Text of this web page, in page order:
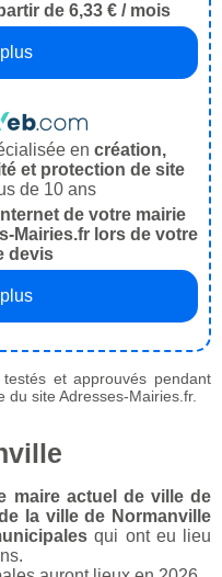
de 6,33 € / mois
en création,
et protection de site
de 10 ans
de votre mairie
Mairies.fr lors de votre
devis
et approuvés pendant
site Adresses-Mairies.fr.
maire actuel de ville de
la ville de Normanville
qui ont eu lieu